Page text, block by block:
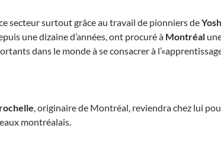
secteur surtout grâce au travail de pionniers de
une dizaine d’années, ont procuré à Montréal
dans le monde à se consacrer à
, originaire de Montréal, reviendra chez lui
montréalais.